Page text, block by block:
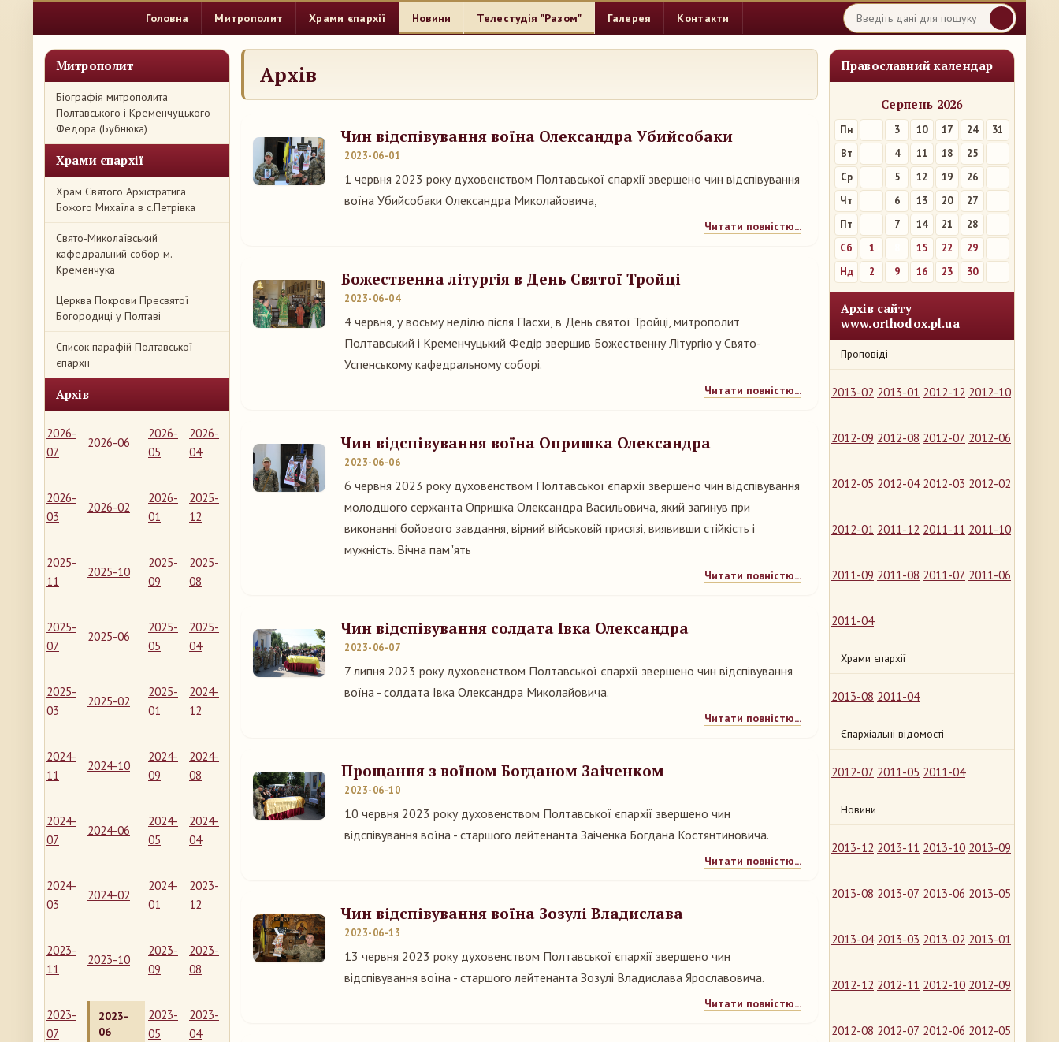
Головна Митрополит Храми єпархії Новини Телестудія "Разом" Галерея Контакти
Митрополит
Біографія митрополита
Полтавського і Кременчуцького
Федора (Бубнюка)
Храми єпархії
Храм Святого Архістратига
Божого Михаїла в с.Петрівка
Свято-Миколаївський
кафедральний собор м.
Кременчука
Церква Покрови Пресвятої
Богородиці у Полтаві
Список парафій Полтавської
єпархії
Архів
2026-
07
2026-06
2026-
05
2026-
04
2026-
03
2026-02
2026-
01
2025-
12
2025-
11
2025-10
2025-
09
2025-
08
2025-
07
2025-06
2025-
05
2025-
04
2025-
03
2025-02
2025-
01
2024-
12
2024-
11
2024-10
2024-
09
2024-
08
2024-
07
2024-06
2024-
05
2024-
04
2024-
03
2024-02
2024-
01
2023-
12
2023-
11
2023-10
2023-
09
2023-
08
2023-
07
2023-
06
2023-
05
2023-
04
Православний календар
Серпень 2026
Пн 3 10 17 24
31
Вт
4 11 18
25
Ср
5 12 19
26
Чт
6 13 20
27
Пт
7 14 21
28
Сб
1 15 22
29
Нд
2 9 16 23 30
Архів сайту
www.orthodox.pl.ua
Проповіді
2013-02 2013-01 2012-12 2012-10
2012-09 2012-08 2012-07 2012-06
2012-05 2012-04 2012-03 2012-02
2012-01 2011-12 2011-11 2011-10
2011-09 2011-08 2011-07 2011-06
2011-04
Храми єпархії
2013-08 2011-04
Єпархіальні відомості
2012-07 2011-05 2011-04
Новини
2013-12 2013-11 2013-10 2013-09
2013-08 2013-07 2013-06 2013-05
2013-04 2013-03 2013-02 2013-01
2012-12 2012-11 2012-10 2012-09
2012-08 2012-07 2012-06 2012-05
Архів
Чин відспівування воїна Олександра Убийсобаки
2023-06-01
1 червня 2023 року духовенством Полтавської єпархії звершено чин відспівування
воїна Убийсобаки Олександра Миколайовича,
Читати повністю...
Божественна літургія в День Святої Тройці
2023-06-04
4 червня, у восьму неділю після Пасхи, в День святої Тройці, митрополит
Полтавський і Кременчуцький Федір звершив Божественну Літургію у Свято-
Успенському кафедральному соборі.
Читати повністю...
Чин відспівування воїна Опришка Олександра
2023-06-06
6 червня 2023 року духовенством Полтавської єпархії звершено чин відспівування
молодшого сержанта Опришка Олександра Васильовича, який загинув при
виконанні бойового завдання, вірний військовій присязі, виявивши стійкість і
мужність. Вічна пам"ять
Читати повністю...
Чин відспівування солдата Івка Олександра
2023-06-07
7 липня 2023 року духовенством Полтавської єпархії звершено чин відспівування
воїна - солдата Івка Олександра Миколайовича.
Читати повністю...
Прощання з воїном Богданом Заіченком
2023-06-10
10 червня 2023 року духовенством Полтавської єпархії звершено чин
відспівування воїна - старшого лейтенанта Заіченка Богдана Костянтиновича.
Читати повністю...
Чин відспівування воїна Зозулі Владислава
2023-06-13
13 червня 2023 року духовенством Полтавської єпархії звершено чин
відспівування воїна - старшого лейтенанта Зозулі Владислава Ярославовича.
Читати повністю...